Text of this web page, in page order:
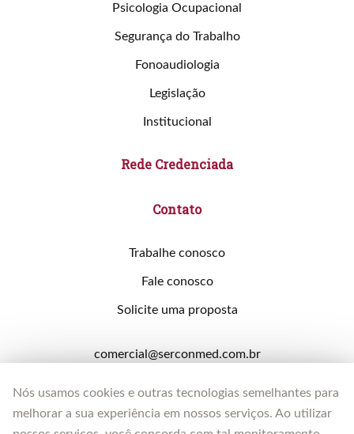
Psicologia Ocupacional
Segurança do Trabalho
Fonoaudiologia
Legislação
Institucional
Rede Credenciada
Contato
Trabalhe conosco
Fale conosco
Solicite uma proposta
comercial@serconmed.com.br
Solicite uma proposta
Nós usamos cookies e outras tecnologias semelhantes para
melhorar a sua experiência em nossos serviços. Ao utilizar